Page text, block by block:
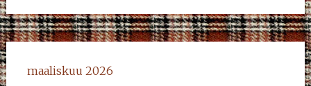
maaliskuu 2026